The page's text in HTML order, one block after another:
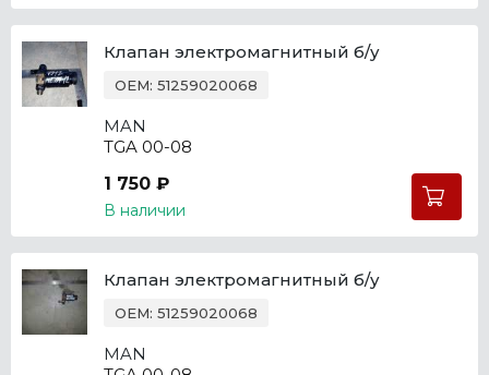
Клапан электромагнитный б/у
OEM: 51259020068
MAN
TGA 00-08
1 750 ₽
В наличии
Клапан электромагнитный б/у
OEM: 51259020068
MAN